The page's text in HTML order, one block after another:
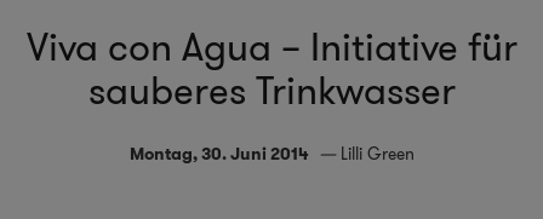
Viva con Agua – Initiative für
sauberes Trinkwasser
Montag, 30. Juni 2014 Lilli Green